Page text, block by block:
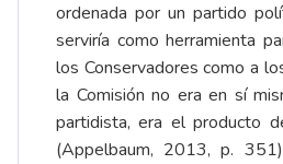
ordenada por un partido
serviría como herramienta
los Conservadores como a
la Comisión no era en sí
partidista, era el producto
(Appelbaum, 2013, p.